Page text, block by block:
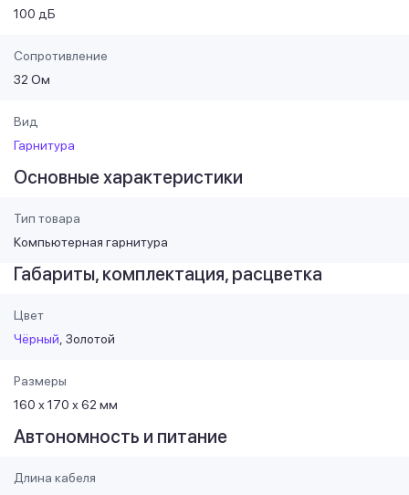
100 дБ
Сопротивление
32 Ом
Вид
Гарнитура
Основные характеристики
Тип товара
Компьютерная гарнитура
Габариты, комплектация, расцветка
Цвет
Чёрный Золотой
Размеры
160 х 170 х 62 мм
Автономность и питание
Длина кабеля